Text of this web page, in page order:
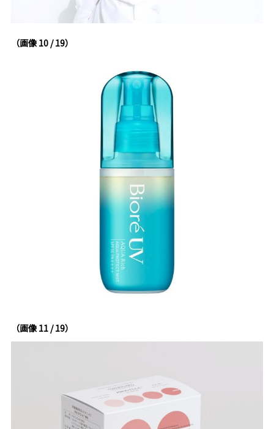
（画像 10 / 19）
（画像 11 / 19）